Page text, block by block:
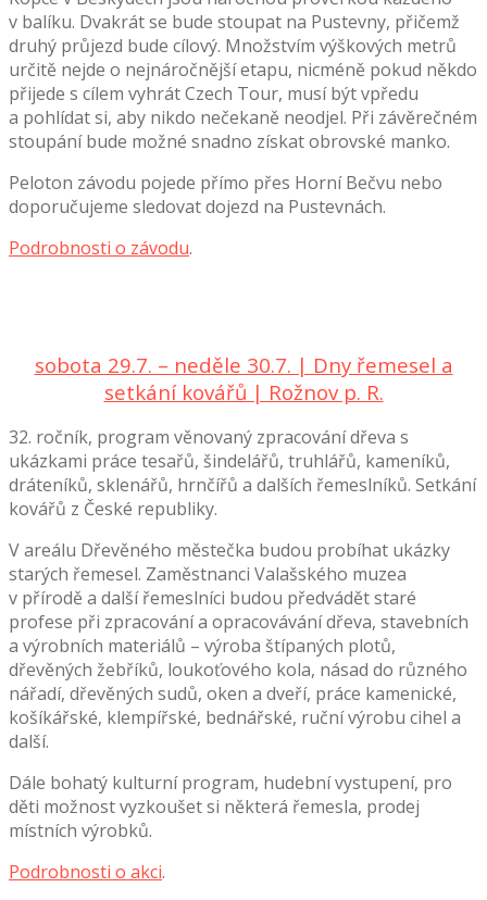
v balíku. Dvakrát se bude stoupat na Pustevny, přičemž
druhý průjezd bude cílový. Množstvím výškových metrů
určitě nejde o nejnáročnější etapu, nicméně pokud někdo
přijede s cílem vyhrát Czech Tour, musí být vpředu
a pohlídat si, aby nikdo nečekaně neodjel. Při závěrečném
stoupání bude možné snadno získat obrovské manko.
Peloton závodu pojede přímo přes Horní Bečvu nebo
doporučujeme sledovat dojezd na Pustevnách.
Podrobnosti o závodu.
sobota 29.7. – neděle 30.7. | Dny řemesel a
setkání kovářů | Rožnov p. R.
32. ročník, program věnovaný zpracování dřeva s
ukázkami práce tesařů, šindelářů, truhlářů, kameníků,
dráteníků, sklenářů, hrnčířů a dalších řemeslníků. Setkání
kovářů z České republiky.
V areálu Dřevěného městečka budou probíhat ukázky
starých řemesel. Zaměstnanci Valašského muzea
v přírodě a další řemeslníci budou předvádět staré
profese při zpracování a opracovávání dřeva, stavebních
a výrobních materiálů – výroba štípaných plotů,
dřevěných žebříků, loukoťového kola, násad do různého
nářadí, dřevěných sudů, oken a dveří, práce kamenické,
košíkářské, klempířské, bednářské, ruční výrobu cihel a
další.
Dále bohatý kulturní program, hudební vystupení, pro
děti možnost vyzkoušet si některá řemesla, prodej
místních výrobků.
Podrobnosti o akci.